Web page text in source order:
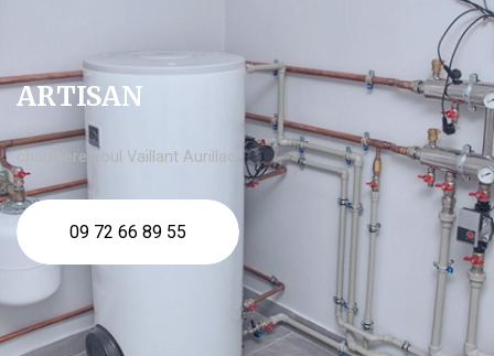
ARTISAN
chaudière fioul Vaillant Aurillac
09 72 66 89 55